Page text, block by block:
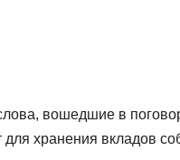
вошедшие в
хранения вкладов